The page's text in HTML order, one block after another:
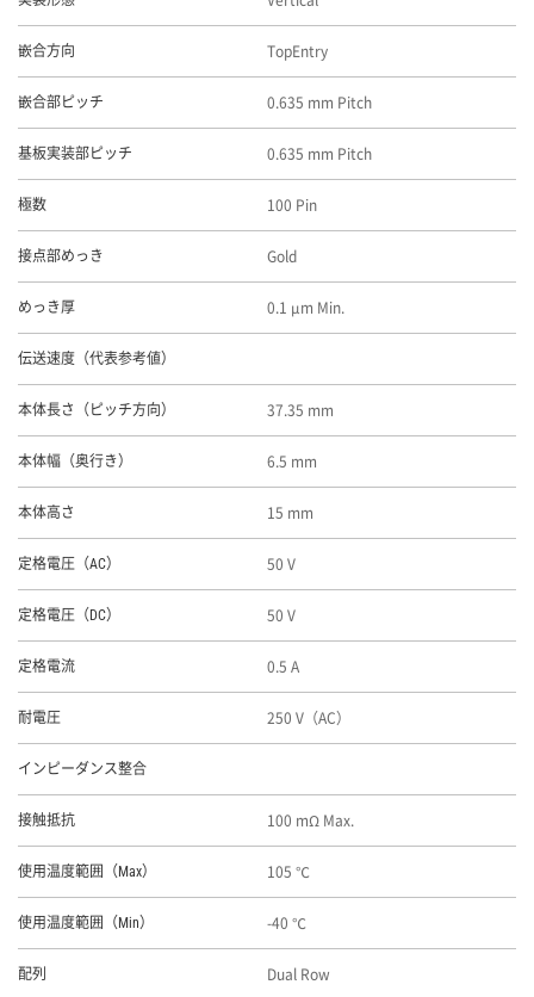
嵌合方向 TopEntry
嵌合部ピッチ 0.635 mm Pitch
基板実装部ピッチ 0.635 mm Pitch
極数 100 Pin
接点部めっき Gold
めっき厚 0.1 μm Min.
伝送速度（代表参考値）
本体長さ（ピッチ方向） 37.35 mm
本体幅（奥行き） 6.5 mm
本体高さ 15 mm
定格電圧（AC） 50 V
定格電圧（DC） 50 V
定格電流 0.5 A
耐電圧 250 V（AC）
インピーダンス整合
接触抵抗 100 mΩ Max.
使用温度範囲（Max） 105 ℃
使用温度範囲（Min） -40 ℃
配列 Dual Row